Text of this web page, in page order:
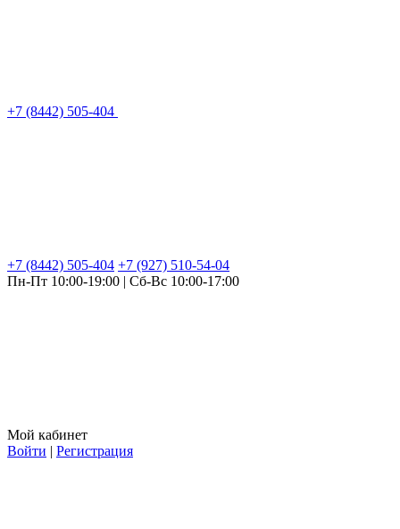
+7 (8442) 505-404
+7 (8442) 505-404 +7 (927) 510-54-04
Пн-Пт 10:00-19:00 | Сб-Вс 10:00-17:00
Мой кабинет
Войти | Регистрация